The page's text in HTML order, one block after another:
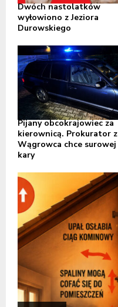
Dwóch nastolatków
wyłowiono z Jeziora
Durowskiego
Pijany obcokrajowiec za
kierownicą. Prokurator z
Wągrowca chce surowej
kary